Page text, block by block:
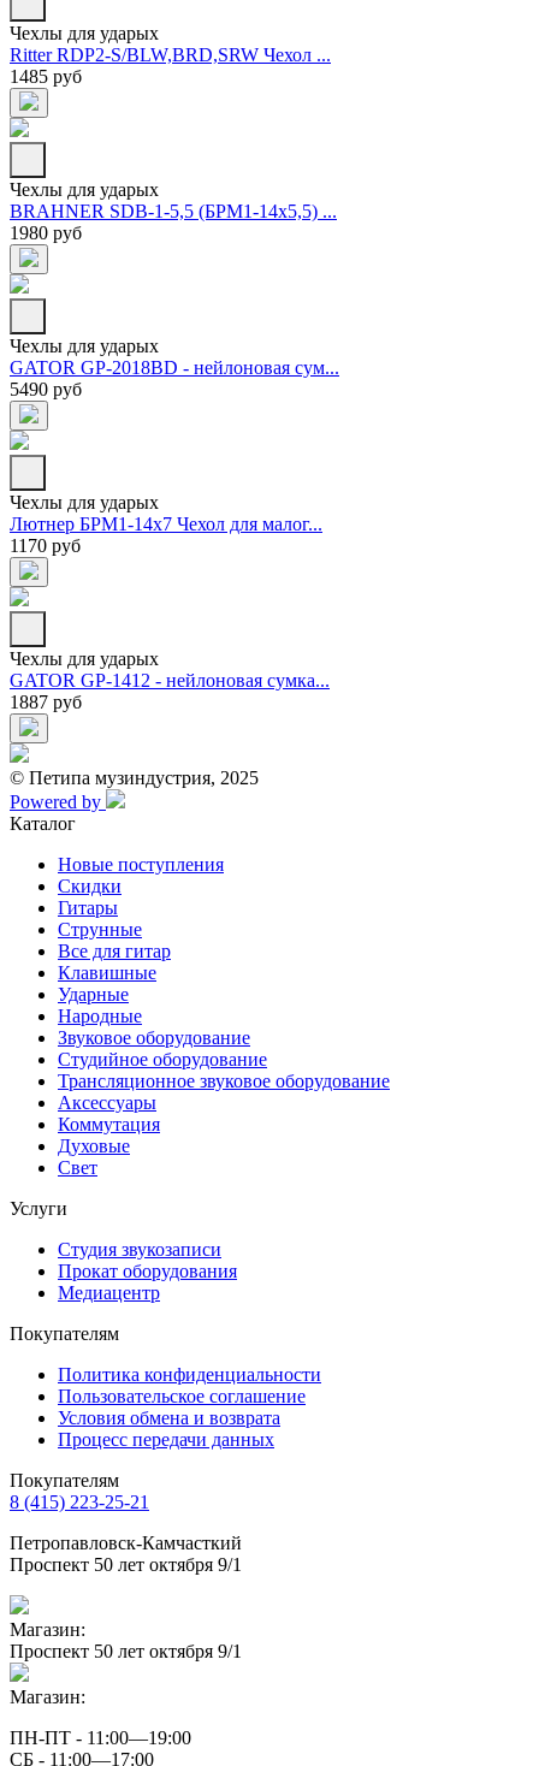
Чехлы для ударых
Ritter RDP2-S/BLW,BRD,SRW Чехол ...
1485 руб
Чехлы для ударых
BRAHNER SDB-1-5,5 (БРМ1-14х5,5) ...
1980 руб
Чехлы для ударых
GATOR GP-2018BD - нейлоновая сум...
5490 руб
Чехлы для ударых
Лютнер БРМ1-14х7 Чехол для малог...
1170 руб
Чехлы для ударых
GATOR GP-1412 - нейлоновая сумка...
1887 руб
© Петипа музиндустрия, 2025
Powered by
Каталог
Новые поступления
Скидки
Гитары
Струнные
Все для гитар
Клавишные
Ударные
Народные
Звуковое оборудование
Студийное оборудование
Трансляционное звуковое оборудование
Аксессуары
Коммутация
Духовые
Свет
Услуги
Студия звукозаписи
Прокат оборудования
Медиацентр
Покупателям
Политика конфиденциальности
Пользовательское соглашение
Условия обмена и возврата
Процесс передачи данных
Покупателям
8 (415) 223-25-21
Петропавловск-Камчасткий
Проспект 50 лет октября 9/1
Магазин:
Проспект 50 лет октября 9/1
Магазин:
ПН-ПТ - 11:00—19:00
СБ - 11:00—17:00